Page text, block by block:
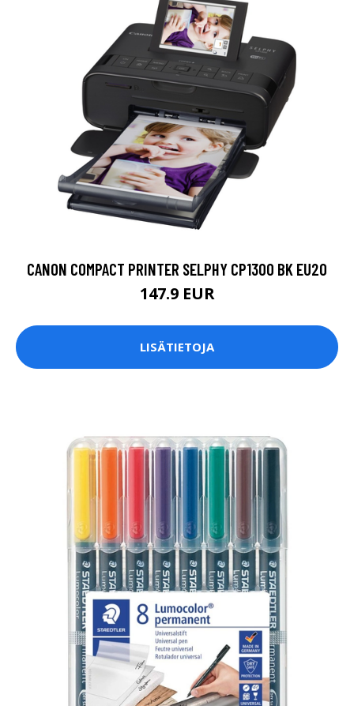
CANON COMPACT PRINTER SELPHY CP1300 BK EU20
147.9 EUR
LISÄTIETOJA